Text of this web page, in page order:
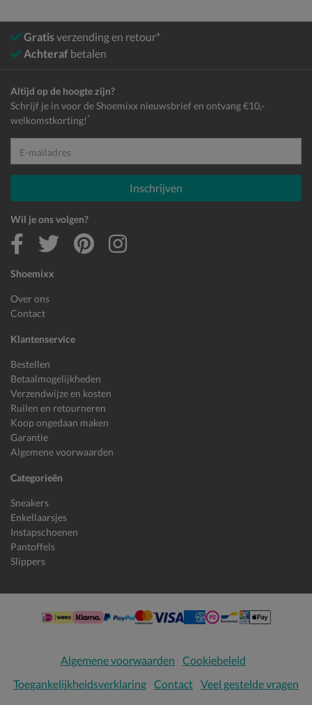
Gratisverzending en retour*
Achteraf betalen
Shoemixx
Over ons
Contact
Klantenservice
Bestellen
Betaalmogelijkheden
Verzendwijze en kosten
Ruilen en retourneren
Koop ongedaan maken
Garantie
Algemene voorwaarden
Categorieën
Sneakers
Enkellaarsjes
Instapschoenen
Pantoffels
Slippers
Altijd op de hoogte zijn?
Schrijf je in voor de Shoemixx nieuwsbrief en ontvang €10,-
welkomstkorting! *
E-mailadres
Inschrijven
Wil je ons volgen?
Algemene voorwaarden
Cookiebeleid
Toegankelijkheidsverklaring Contact Veel gestelde vragen